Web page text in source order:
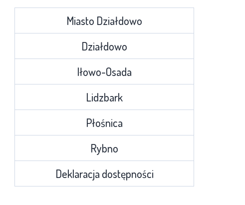
Miasto Działdowo
Działdowo
Iłowo-Osada
Lidzbark
Płośnica
Rybno
Deklaracja dostępności